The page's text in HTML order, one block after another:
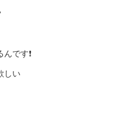
です❗️
しい